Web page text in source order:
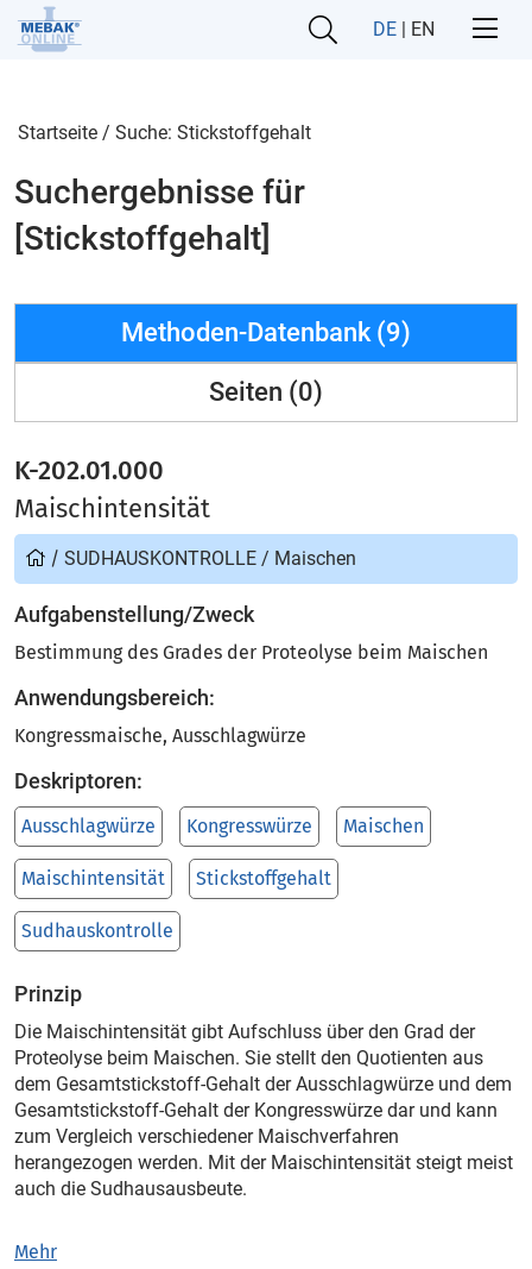
DE | EN
Startseite / Suche: Stickstoffgehalt
Suchergebnisse für
[Stickstoffgehalt]
Methoden-Datenbank (9)
Seiten (0)
K-202.01.000
Maischintensität
/ SUDHAUSKONTROLLE / Maischen
Aufgabenstellung/Zweck
Bestimmung des Grades der Proteolyse beim Maischen
Anwendungsbereich:
Kongressmaische, Ausschlagwürze
Deskriptoren:
Ausschlagwürze Kongresswürze Maischen
Maischintensität Stickstoffgehalt
Sudhauskontrolle
Prinzip
Die Maischintensität gibt Aufschluss über den Grad der
Proteolyse beim Maischen. Sie stellt den Quotienten aus
dem Gesamtstickstoff-Gehalt der Ausschlagwürze und dem
Gesamtstickstoff-Gehalt der Kongresswürze dar und kann
zum Vergleich verschiedener Maischverfahren
herangezogen werden. Mit der Maischintensität steigt meist
auch die Sudhausausbeute.
Mehr